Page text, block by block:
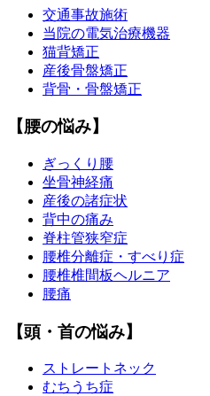
交通事故施術
当院の電気治療機器
猫背矯正
産後骨盤矯正
背骨・骨盤矯正
【腰の悩み】
ぎっくり腰
坐骨神経痛
産後の諸症状
背中の痛み
脊柱管狭窄症
腰椎分離症・すべり症
腰椎椎間板ヘルニア
腰痛
【頭・首の悩み】
ストレートネック
むちうち症